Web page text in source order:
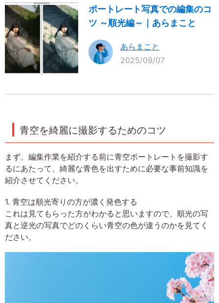
ポートレート写真での編集のコ
ツ ～順光編～｜あらまこと
あらまこと
2025/09/07
青空を綺麗に撮影するためのコツ
まず、編集作業を紹介する前に青空ポートレートを撮影す
るにあたって、綺麗な青色を出すために必要な事前知識を
紹介させてください。
1. 青空は順光寄りの方が濃く発色する
これは見てもらった方がわかると思いますので、順光の写
真と逆光の写真でどのくらい青空の色が違うのかを見てく
ださい。